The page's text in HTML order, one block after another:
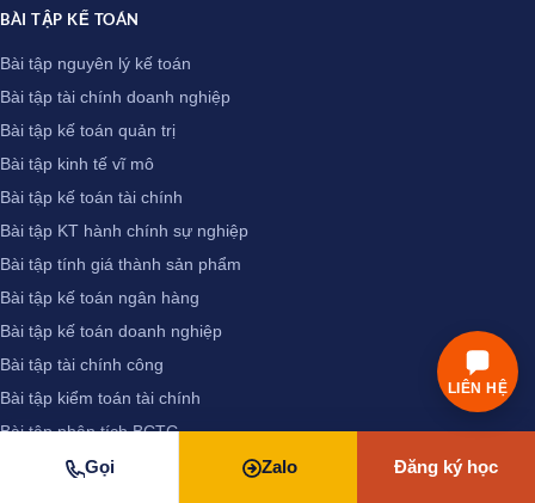
BÀI TẬP KẾ TOÁN
Bài tập nguyên lý kế toán
Bài tập tài chính doanh nghiệp
Bài tập kế toán quản trị
Bài tập kinh tế vĩ mô
Bài tập kế toán tài chính
Bài tập KT hành chính sự nghiệp
Bài tập tính giá thành sản phẩm
Bài tập kế toán ngân hàng
Bài tập kế toán doanh nghiệp
Bài tập tài chính công
Bài tập kiểm toán tài chính
Bài tập phân tích BCTC
Gọi Zalo Đăng ký học
LIÊN HỆ